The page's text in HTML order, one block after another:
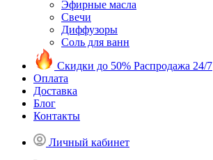
Эфирные масла
Свечи
Диффузоры
Соль для ванн
Скидки до 50% Распродажа 24/7
Оплата
Доставка
Блог
Контакты
Личный кабинет